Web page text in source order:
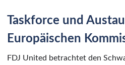
Taskforce und
Europäischen
FDJ United betrachtet den